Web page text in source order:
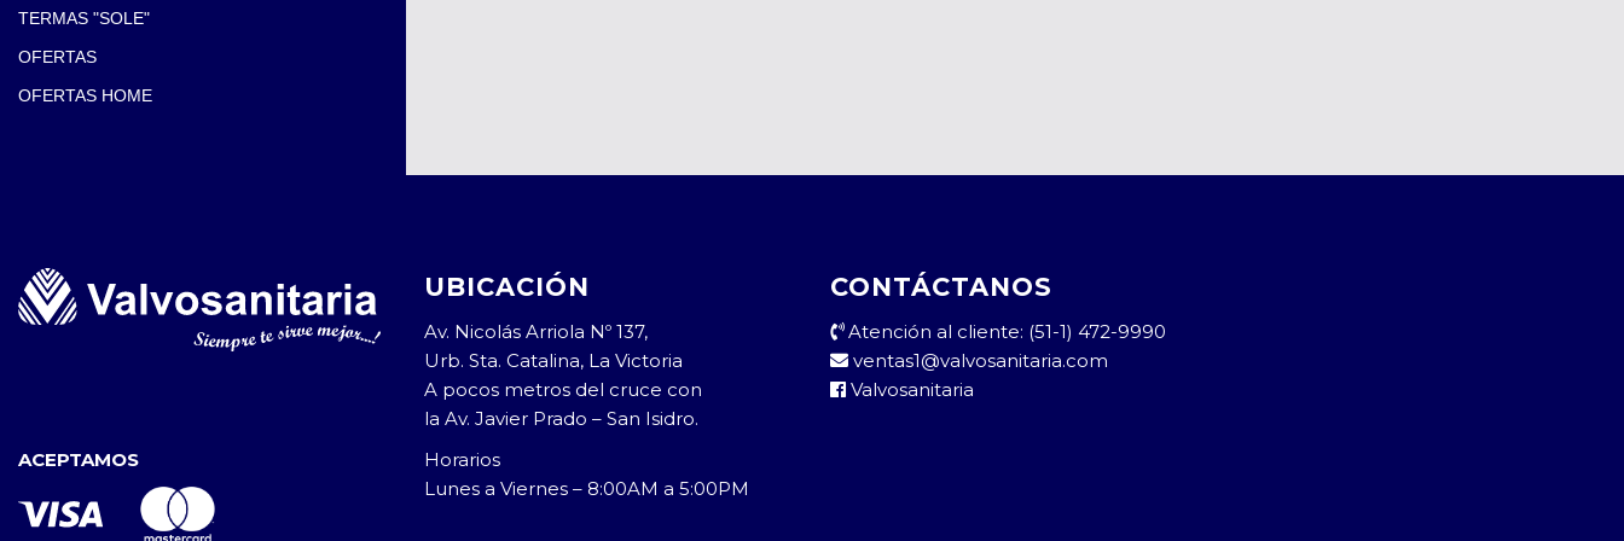
TERMAS "SOLE"
OFERTAS
OFERTAS HOME
ACEPTAMOS
UBICACIÓN
Av. Nicolás Arriola Nº 137,
Urb. Sta. Catalina, La Victoria
A pocos metros del cruce con
la Av. Javier Prado – San Isidro.
Horarios
Lunes a Viernes – 8:00AM a 5:00PM
CONTÁCTANOS
Atención al cliente: (51-1) 472-9990
ventas1@valvosanitaria.com
Valvosanitaria